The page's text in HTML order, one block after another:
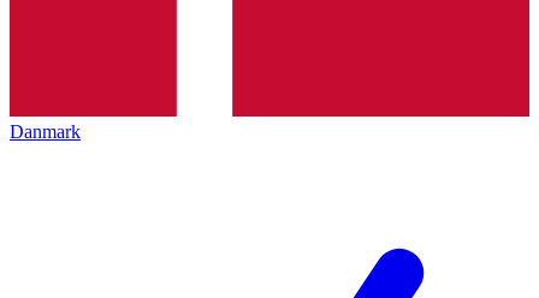
Danmark